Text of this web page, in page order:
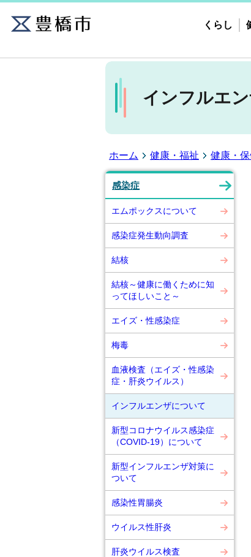
くらし
インフルエ
ホーム 健康・福祉 健康・
感染症
エムポックスについて
感染症発生動向調査
結核
結核～健康に働くために知
ってほしいこと～
エイズ・性感染症
梅毒
血液検査（エイズ・性感染
症・肝炎ウイルス）
インフルエンザについて
新型コロナウイルス感染症
（COVID-19）について
新型インフルエンザ対策に
ついて
感染性胃腸炎
ウイルス性肝炎
肝炎ウイルス検査